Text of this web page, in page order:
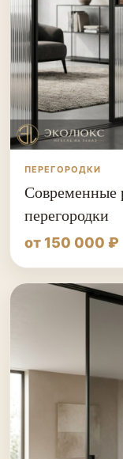
ПЕРЕГОРОДКИ
Современные
перегородки
от 150 000 ₽